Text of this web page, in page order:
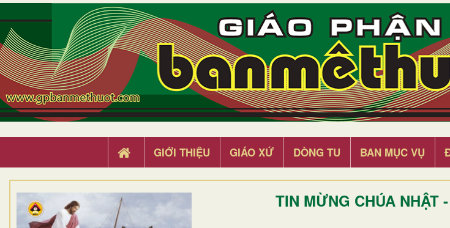
GIỚI THIỆU GIÁO XỨ DÒNG TU BAN MỤC VỤ
TIN MỪNG CHÚA NHẬT